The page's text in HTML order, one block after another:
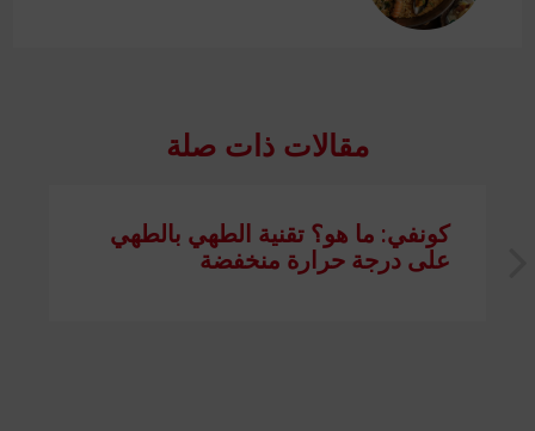
مقالات ذات صلة
كونفي: ما هو؟ تقنية الطهي بالطهي
على درجة حرارة منخفضة